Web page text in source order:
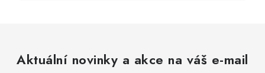
Aktuální novinky a akce na váš e-mail